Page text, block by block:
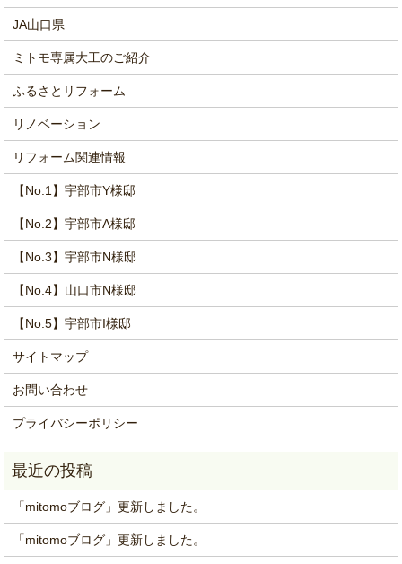
JA山口県
ミトモ専属大工のご紹介
ふるさとリフォーム
リノベーション
リフォーム関連情報
【No.1】宇部市Y様邸
【No.2】宇部市A様邸
【No.3】宇部市N様邸
【No.4】山口市N様邸
【No.5】宇部市I様邸
サイトマップ
お問い合わせ
プライバシーポリシー
「mitomoブログ」更新しました。
「mitomoブログ」更新しました。